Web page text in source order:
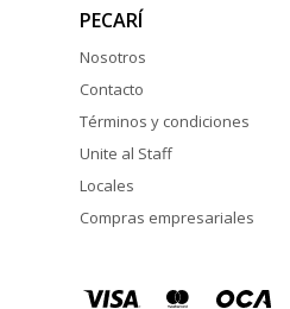
PECARÍ
Nosotros
Contacto
Términos y condiciones
Unite al Staff
Locales
Compras empresariales